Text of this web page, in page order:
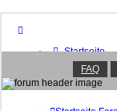
Startseite
Foren-
FAQ
Suche
FAQ